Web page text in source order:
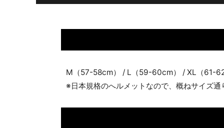
M（57-58cm） / L（59-60cm） / XL（61-
※日本規格のへルメットなので、概ねサイズ通